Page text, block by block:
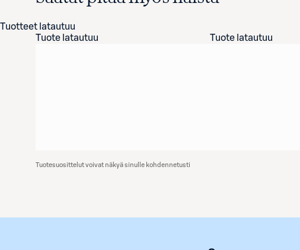
Tuotteet latautuu
Tuote latautuu
Tuote latautuu
Tuotesuosittelut voivat näkyä sinulle kohdennetusti